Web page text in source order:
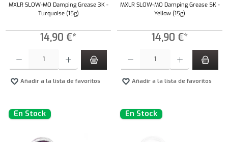
MXLR SLOW-MO Damping Grease 3K -
Turquoise (15g)
14,90 €*
Añadir a la lista de favoritos
MXLR SLOW-MO Damping Grease 5K -
Yellow (15g)
14,90 €*
Añadir a la lista de favoritos
En Stock En Stock